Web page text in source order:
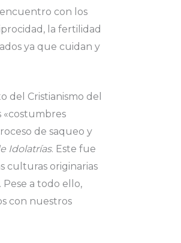
encuentro con los
la fertilidad
ya que cuidan y
del Cristianismo del
«costumbres
de saqueo y
Idolatrías. Este fue
culturas originarias
Pese a todo ello,
con nuestros